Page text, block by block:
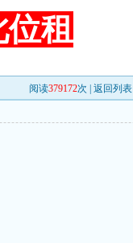
租
阅读379172次 |返回列表